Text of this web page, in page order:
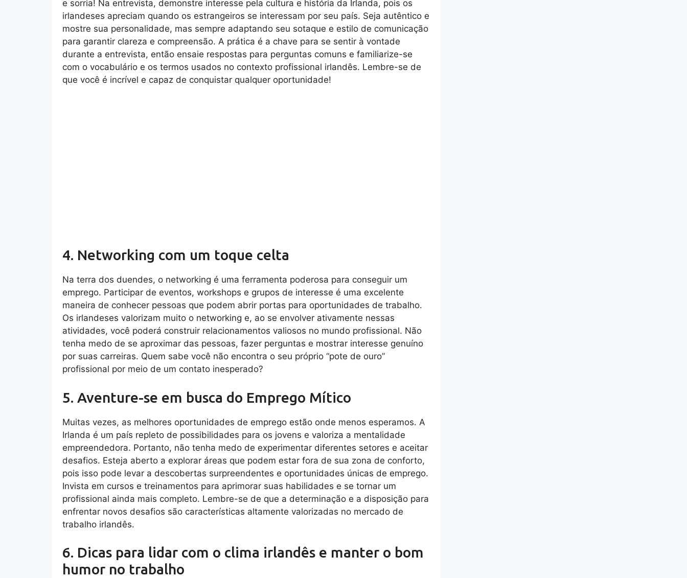
e sorria! Na entrevista, demonstre interesse pela cultura e história da Irlanda, pois os
irlandeses apreciam quando os estrangeiros se interessam por seu país. Seja autêntico e
mostre sua personalidade, mas sempre adaptando seu sotaque e estilo de comunicação
para garantir clareza e compreensão. A prática é a chave para se sentir à vontade
durante a entrevista, então ensaie respostas para perguntas comuns e familiarize-se
com o vocabulário e os termos usados no contexto profissional irlandês. Lembre-se de
que você é incrível e capaz de conquistar qualquer oportunidade!
4. Networking com um toque celta
Na terra dos duendes, o networking é uma ferramenta poderosa para conseguir um
emprego. Participar de eventos, workshops e grupos de interesse é uma excelente
maneira de conhecer pessoas que podem abrir portas para oportunidades de trabalho.
Os irlandeses valorizam muito o networking e, ao se envolver ativamente nessas
atividades, você poderá construir relacionamentos valiosos no mundo profissional. Não
tenha medo de se aproximar das pessoas, fazer perguntas e mostrar interesse genuíno
por suas carreiras. Quem sabe você não encontra o seu próprio “pote de ouro”
profissional por meio de um contato inesperado?
5. Aventure-se em busca do Emprego Mítico
Muitas vezes, as melhores oportunidades de emprego estão onde menos esperamos. A
Irlanda é um país repleto de possibilidades para os jovens e valoriza a mentalidade
empreendedora. Portanto, não tenha medo de experimentar diferentes setores e aceitar
desafios. Esteja aberto a explorar áreas que podem estar fora de sua zona de conforto,
pois isso pode levar a descobertas surpreendentes e oportunidades únicas de emprego.
Invista em cursos e treinamentos para aprimorar suas habilidades e se tornar um
profissional ainda mais completo. Lembre-se de que a determinação e a disposição para
enfrentar novos desafios são características altamente valorizadas no mercado de
trabalho irlandês.
6. Dicas para lidar com o clima irlandês e manter o bom
humor no trabalho